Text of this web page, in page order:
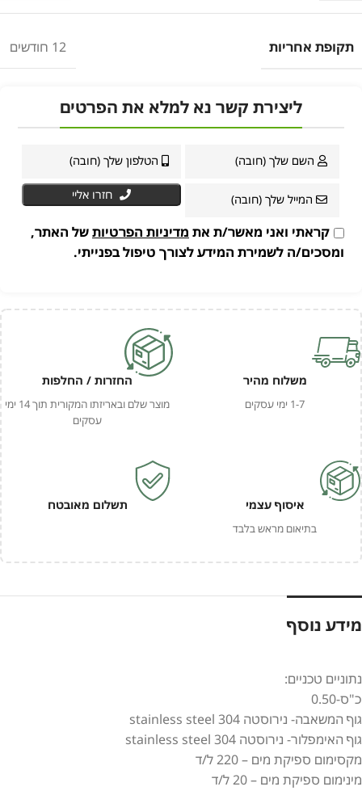
תקופת אחריות 12 חודשים
ליצירת קשר נא למלא את הפרטים
חזרו אליי
קראתי ואני מאשר/ת את מדיניות הפרטיות של האתר,
ומסכים/ה לשמירת המידע לצורך טיפול בפנייתי.
משלוח מהיר
1-7 ימי עסקים
החזרות / החלפות
מוצר שלם ובאריזתו המקורית תוך 14 ימי
עסקים
איסוף עצמי
בתיאום מראש בלבד
תשלום מאובטח
מידע נוסף
נתוניים טכניים:
כ"ס-0.50
גוף המשאבה- נירוסטה stainless steel 304
גוף האימפלור- נירוסטה stainless steel 304
מקסימום ספיקת מים – 220 ל/ד
מינימום ספיקת מים – 20 ל/ד